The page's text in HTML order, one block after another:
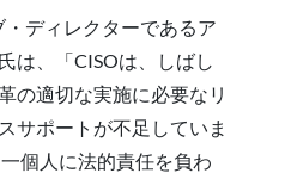
ディレクターであるア
は、「CISOは、しばし
の適切な実施に必要なリ
サポートが不足していま
個人に法的責任を負わ